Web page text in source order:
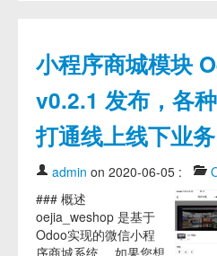
小程序商城模块
v0.2.1 发布，各
打通线上线下业务
admin on 2020-06-05 :
### 概述
oejia_weshop 是基于
Odoo实现的微信小程
序商城系统。 如果您想